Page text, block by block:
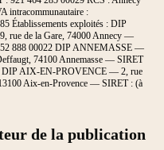
intracommunautaire :
Établissements exploités : DIP
rue de la Gare, 74000 Annecy —
888 00022 DIP ANNEMASSE —
74100 Annemasse — SIRET
DIP AIX-EN-PROVENCE — 2, rue
Aix-en-Provence — SIRET : (à
de la publication